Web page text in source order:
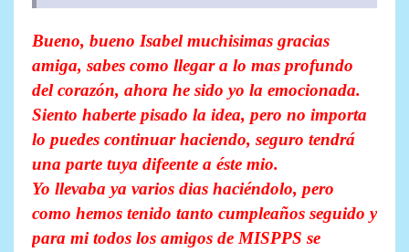
Bueno, bueno Isabel muchisimas gracias
amiga, sabes como llegar a lo mas profundo
del corazón, ahora he sido yo la emocionada.
Siento haberte pisado la idea, pero no importa
lo puedes continuar haciendo, seguro tendrá
una parte tuya difeente a éste mio.
Yo llevaba ya varios dias haciéndolo, pero
como hemos tenido tanto cumpleaños seguido y
para mi todos los amigos de MISPPS se